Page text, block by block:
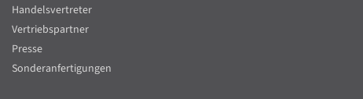
Handelsvertreter
Vertriebspartner
Presse
Sonderanfertigungen